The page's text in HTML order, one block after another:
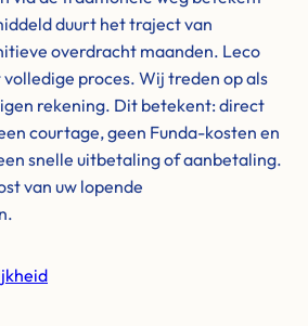
duurt het traject van
overdracht maanden. Leco
proces. Wij treden op als
rekening. Dit betekent: direct
courtage, geen Funda-kosten en
snelle uitbetaling of aanbetaling.
van uw lopende